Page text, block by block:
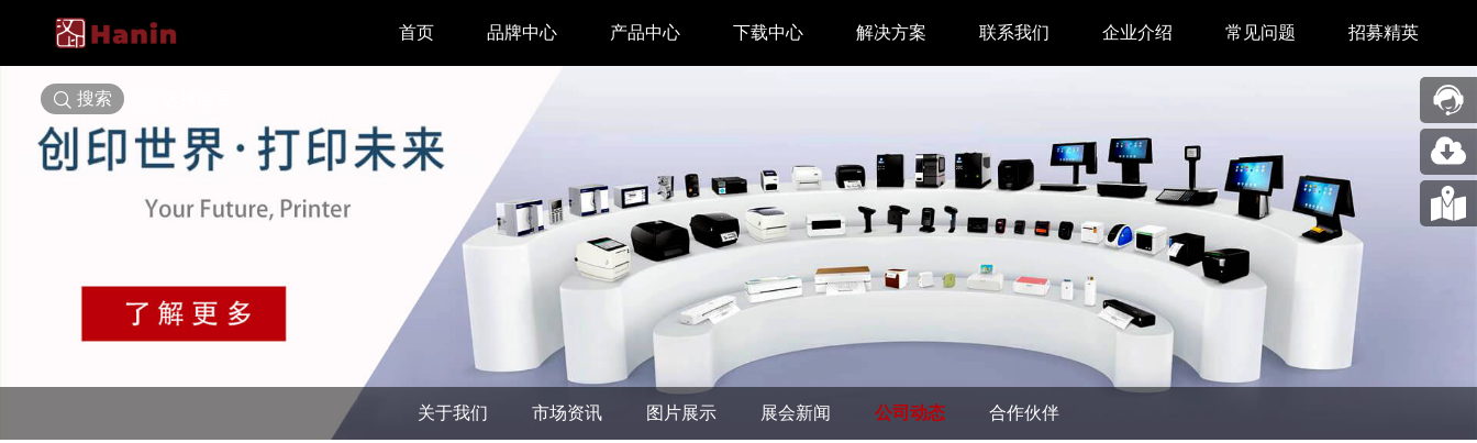
首页 品牌中心 产品中心 下载中心
汉印管家
工具下载
汉码标签软件
解决方案
即时零售
仓储物流
增材制造
联系我们
业务合作
回收再利用服务
问题反馈&建议
企业介绍
关于我们
图片展示
合作伙伴
汉印人文
公司动态
常见问题 招募精英
搜索
关于我们 市场资讯 图片展示 展会新闻 公司动态 合作伙伴